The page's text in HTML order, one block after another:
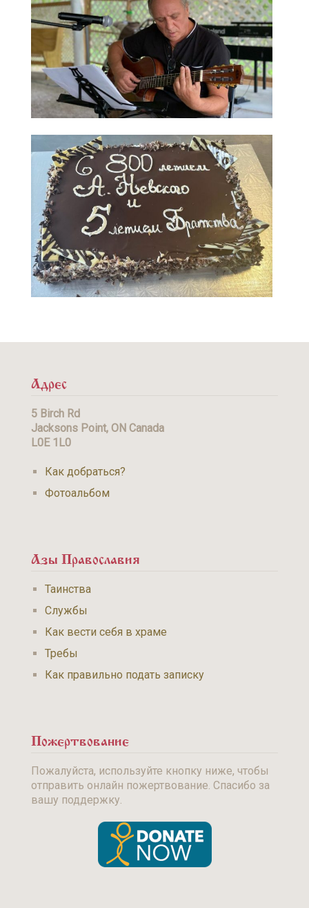
Адрес
5 Birch Rd
Jacksons Point, ON Canada
L0E 1L0
Как добраться?
Фотоальбом
Азы Православия
Таинства
Службы
Как вести себя в храме
Требы
Как правильно подать записку
Пожертвование
Пожалуйста, используйте кнопку ниже, чтобы
отправить онлайн пожертвование. Спасибо за
вашу поддержку.